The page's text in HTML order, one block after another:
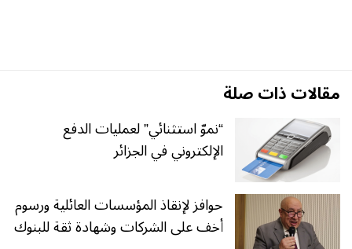
مقالات ذات صلة
“نموّ استثنائي” لعمليات الدفع
الإلكتروني في الجزائر
حوافز لإنقاذ المؤسسات العائلية ورسوم
أخف على الشركات وشهادة ثقة للبنوك